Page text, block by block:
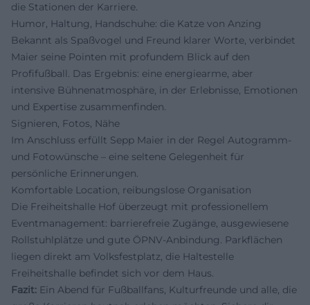
die Stationen der Karriere.
Humor, Haltung, Handschuhe: die Katze von Anzing
Bekannt als Spaßvogel und Freund klarer Worte, verbindet
Maier seine Pointen mit profundem Blick auf den
Profifußball. Das Ergebnis: eine energiearme, aber
intensive Bühnenatmosphäre, in der Erlebnisse, Emotionen
und Expertise zusammenfinden.
Signieren, Fotos, Nähe
Im Anschluss erfüllt Sepp Maier in der Regel Autogramm-
und Fotowünsche – eine seltene Gelegenheit für
persönliche Erinnerungen.
Komfortable Location, reibungslose Organisation
Die Freiheitshalle Hof überzeugt mit professionellem
Eventmanagement: barrierefreie Zugänge, ausgewiesene
Rollstuhlplätze und gute ÖPNV-Anbindung. Parkflächen
liegen direkt am Volksfestplatz, die Haltestelle
Freiheitshalle befindet sich vor dem Haus.
Fazit: Ein Abend für Fußballfans, Kulturfreunde und alle, die